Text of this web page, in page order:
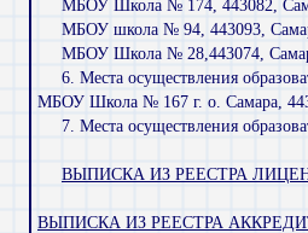
МБОУ Школа № 174, 443082,
МБОУ школа № 94, 443093,
МБОУ Школа № 28,443074,
6. Места осуществления
МБОУ Школа № 167 г. о. Самара,
7. Места осуществления
ВЫПИСКА ИЗ РЕЕСТРА
ВЫПИСКА ИЗ РЕЕСТРА